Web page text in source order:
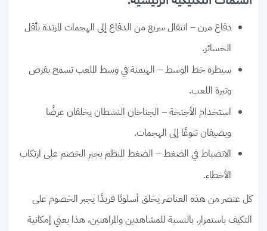
دفاع مرن– انتقال سريع من الدفاع إلى الهجمات المرتدة بأقل
الخسائر.
سيطرة خط الوسط– الهيمنة في وسط الملعب تسمح بفرض
وتيرة اللعب.
استخدام الأجنحة– الجناحان النشطان يخلقان عرضًا
ويضيفان تنوعًا إلى الهجمات.
الانضباط في الضغط– الضغط المنظم يجبر الخصم على ارتكاب
الأخطاء.
كل عنصر من هذه العناصر يخلق أسلوبًا فريدًا يجبر الخصوم على
التكيف باستمرار. بالنسبة للمشاهدين والمراهنين، هذا يعني إمكانية